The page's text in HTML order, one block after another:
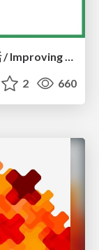
データパイプラインをなんとかした話 / Improving the Data Pipeline in IVRy
2 660